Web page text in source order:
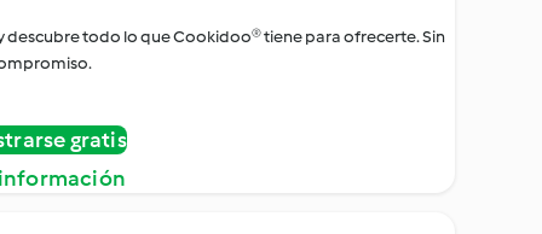
descubre todo lo que Cookidoo® tiene para ofrecerte. Sin
gratis